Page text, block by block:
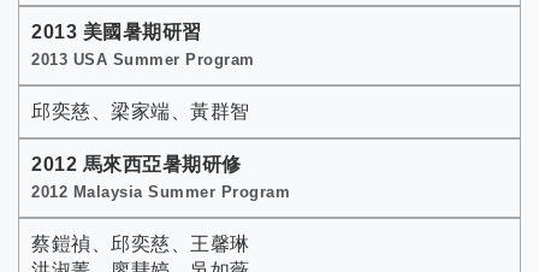
2013 美國暑期研習
2013 USA Summer Program
邱奕慈、梁家端、黃群智
2012 馬來西亞暑期研修
2012 Malaysia Summer Program
蔡鎧禎、邱奕慈、王馨琳